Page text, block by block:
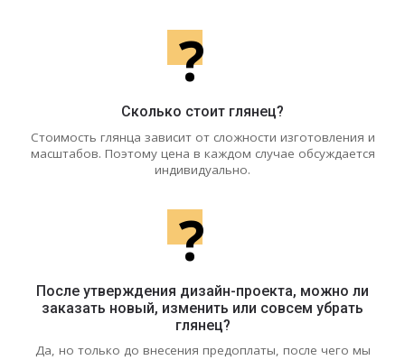
?
Сколько стоит глянец?
Стоимость глянца зависит от сложности изготовления и
масштабов. Поэтому цена в каждом случае обсуждается
индивидуально.
?
После утверждения дизайн-проекта, можно ли
заказать новый, изменить или совсем убрать
глянец?
Да, но только до внесения предоплаты, после чего мы